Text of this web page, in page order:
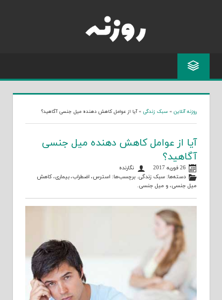
روزنه آنلاین » سبک زندگی »آیا از عوامل کاهش دهنده میل جنسی آگاهید؟
آیا از عوامل کاهش دهنده میل جنسی
آگاهید؟
26 فوریه 2017
نگارنده
دسته‌ها:سبک زندگی. برچسب‌ها: استرس، اضطراب،بیماری،کاهش
میل جنسی، و میل جنسی.